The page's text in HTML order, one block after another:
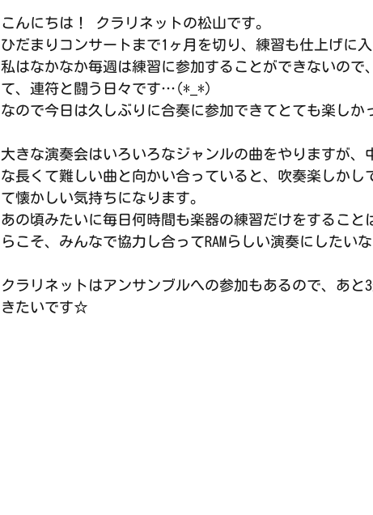
こんにちは！ クラリネットの松山です。
ひだまりコンサートまで1ヶ月を切り、練習も仕上げに入
私はなかなか毎週は練習に参加することができないので
て、連符と闘う日々です…(*_*)
なので今日は久しぶりに合奏に参加できてとても楽しか
大きな演奏会はいろいろなジャンルの曲をやりますが、
な長くて難しい曲と向かい合っていると、吹奏楽しかし
て懐かしい気持ちになります。
あの頃みたいに毎日何時間も楽器の練習だけをすること
らこそ、みんなで協力し合ってRAMらしい演奏にしたい
クラリネットはアンサンブルへの参加もあるので、あと
きたいです☆